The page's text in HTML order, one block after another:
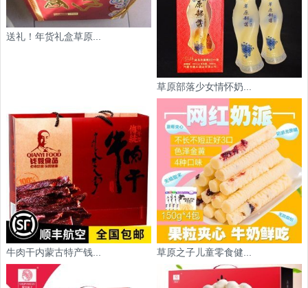
送礼！年货礼盒草原...
草原部落少女情怀奶...
牛肉干内蒙古特产钱... 草原之子儿童零食健...